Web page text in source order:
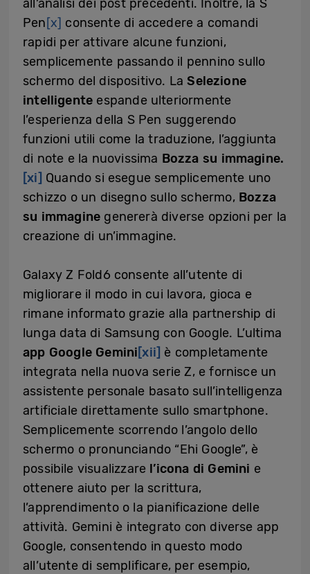
all’analisi dei post precedenti. Inoltre, la S
Pen [x] consente di accedere a comandi
rapidi per attivare alcune funzioni,
semplicemente passando il pennino sullo
schermo del dispositivo. LaSelezione
intelligente espande ulteriormente
l’esperienza della S Pen suggerendo
funzioni utili come la traduzione, l’aggiunta
di note e la nuovissima Bozza su immagine.
[xi] Quando si esegue semplicemente uno
schizzo o un disegno sullo schermo, Bozza
su immagine genererà diverse opzioni per la
creazione di un’immagine.
Galaxy Z Fold6 consente all’utente di
migliorare il modo in cui lavora, gioca e
rimane informato grazie alla partnership di
lunga data di Samsung con Google. L’ultima
app Google Gemini[xii] è completamente
integrata nella nuova serie Z, e fornisce un
assistente personale basato sull’intelligenza
artificiale direttamente sullo smartphone.
Semplicemente scorrendo l’angolo dello
schermo o pronunciando “Ehi Google”, è
possibile visualizzare l’icona di Gemini e
ottenere aiuto per la scrittura,
l’apprendimento o la pianificazione delle
attività. Gemini è integrato con diverse app
Google, consentendo in questo modo
all’utente di semplificare, per esempio,